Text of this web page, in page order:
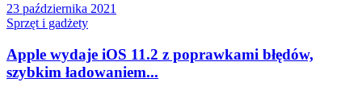
23 października 2021
Sprzęt i gadżety
Apple wydaje iOS 11.2 z poprawkami błędów,
szybkim ładowaniem...